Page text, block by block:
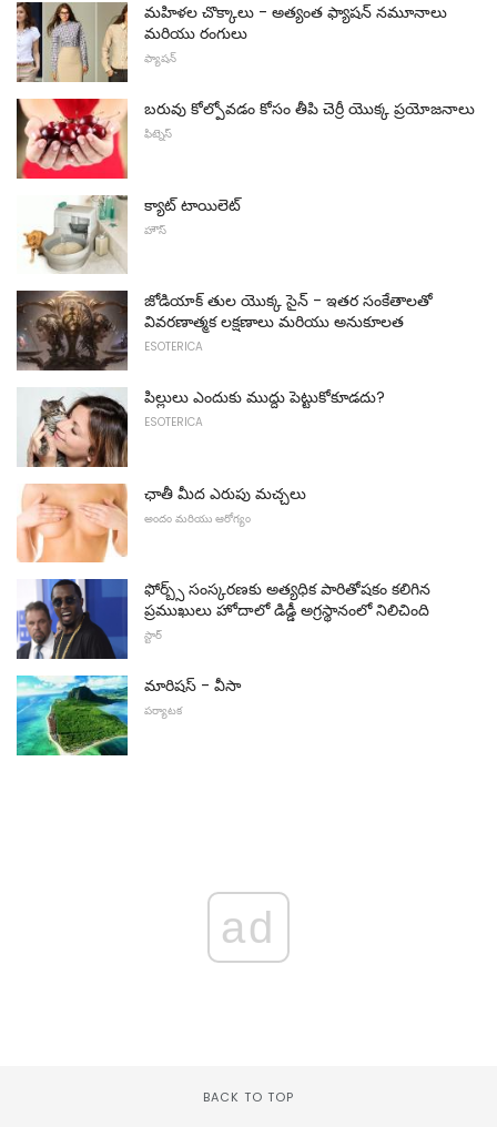
మహిళల చొక్కాలు - అత్యంత ఫ్యాషన్ నమూనాలు
మరియు రంగులు
ఫ్యాషన్
బరువు కోల్పోవడం కోసం తీపి చెర్రీ యొక్క ప్రయోజనాలు
ఫిట్నెస్
క్యాట్ టాయిలెట్
హౌస్
జోడియాక్ తుల యొక్క సైన్ - ఇతర సంకేతాలతో
వివరణాత్మక లక్షణాలు మరియు అనుకూలత
ESOTERICA
పిల్లులు ఎందుకు ముద్దు పెట్టుకోకూడదు?
ESOTERICA
ఛాతీ మీద ఎరుపు మచ్చలు
అందం మరియు ఆరోగ్యం
ఫోర్బ్స్ సంస్కరణకు అత్యధిక పారితోషకం కలిగిన
ప్రముఖులు హోదాలో డిడ్డీ అగ్రస్థానంలో నిలిచింది
స్టార్
మారిషస్ - వీసా
పర్యాటక
ad
BACK TO TOP